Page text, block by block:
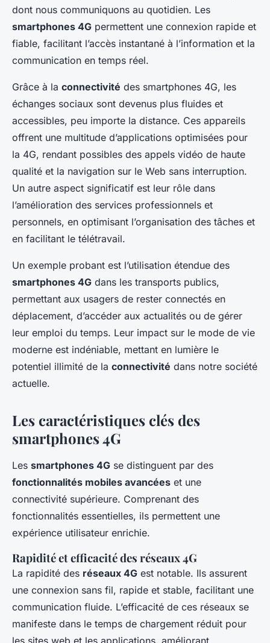
dont nous communiquons au quotidien. Les
smartphones 4G permettent une connexion rapide et
fiable, facilitant l’accès instantané à l’information et la
communication en temps réel.
Grâce à la connectivité des smartphones 4G, les
échanges sociaux sont devenus plus fluides et
accessibles, peu importe la distance. Ces appareils
offrent une multitude d’applications optimisées pour
la 4G, rendant possibles des appels vidéo de haute
qualité et la navigation sur le Web sans interruption.
Un autre aspect significatif est leur rôle dans
l’amélioration des services professionnels et
personnels, en optimisant l’organisation des tâches et
en facilitant le télétravail.
Un exemple probant est l’utilisation étendue des
smartphones 4G dans les transports publics,
permettant aux usagers de rester connectés en
déplacement, d’accéder aux actualités ou de gérer
leur emploi du temps. Leur impact sur le mode de vie
moderne est indéniable, mettant en lumière le
potentiel illimité de la connectivité dans notre société
actuelle.
Les caractéristiques clés des
smartphones 4G
Les smartphones 4G se distinguent par des
fonctionnalités mobiles avancées et une
connectivité supérieure. Comprenant des
fonctionnalités essentielles, ils permettent une
expérience utilisateur enrichie.
Rapidité et efficacité des réseaux 4G
La rapidité des réseaux 4G est notable. Ils assurent
une connexion sans fil, rapide et stable, facilitant une
communication fluide. L’efficacité de ces réseaux se
manifeste dans le temps de chargement réduit pour